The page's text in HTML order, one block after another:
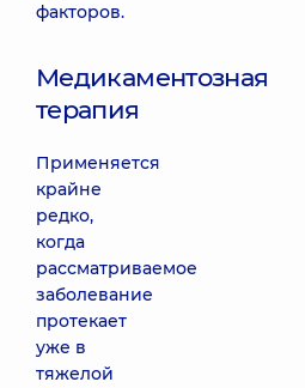
факторов.
Медикаментозная
терапия
Применяется
крайне
редко,
когда
рассматриваемое
заболевание
протекает
уже в
тяжелой